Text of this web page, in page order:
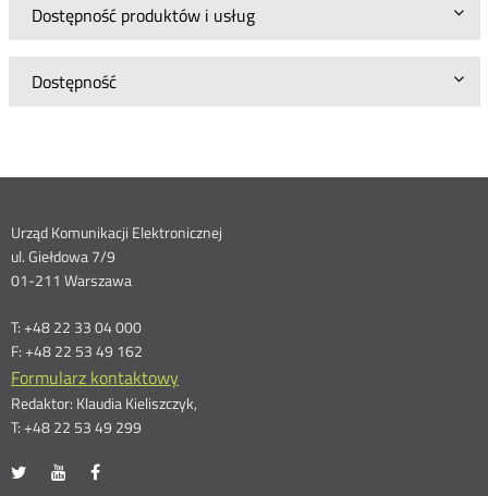
Dostępność produktów i usług
Dostępność
Dane
kontaktowe
Urząd Komunikacji Elektronicznej
ul. Giełdowa 7/9
01-211 Warszawa
T: +48 22 33 04 000
F: +48 22 53 49 162
Formularz kontaktowy
Redaktor: Klaudia Kieliszczyk,
T: +48 22 53 49 299
UKE
OtwórzUKE
Otwórz